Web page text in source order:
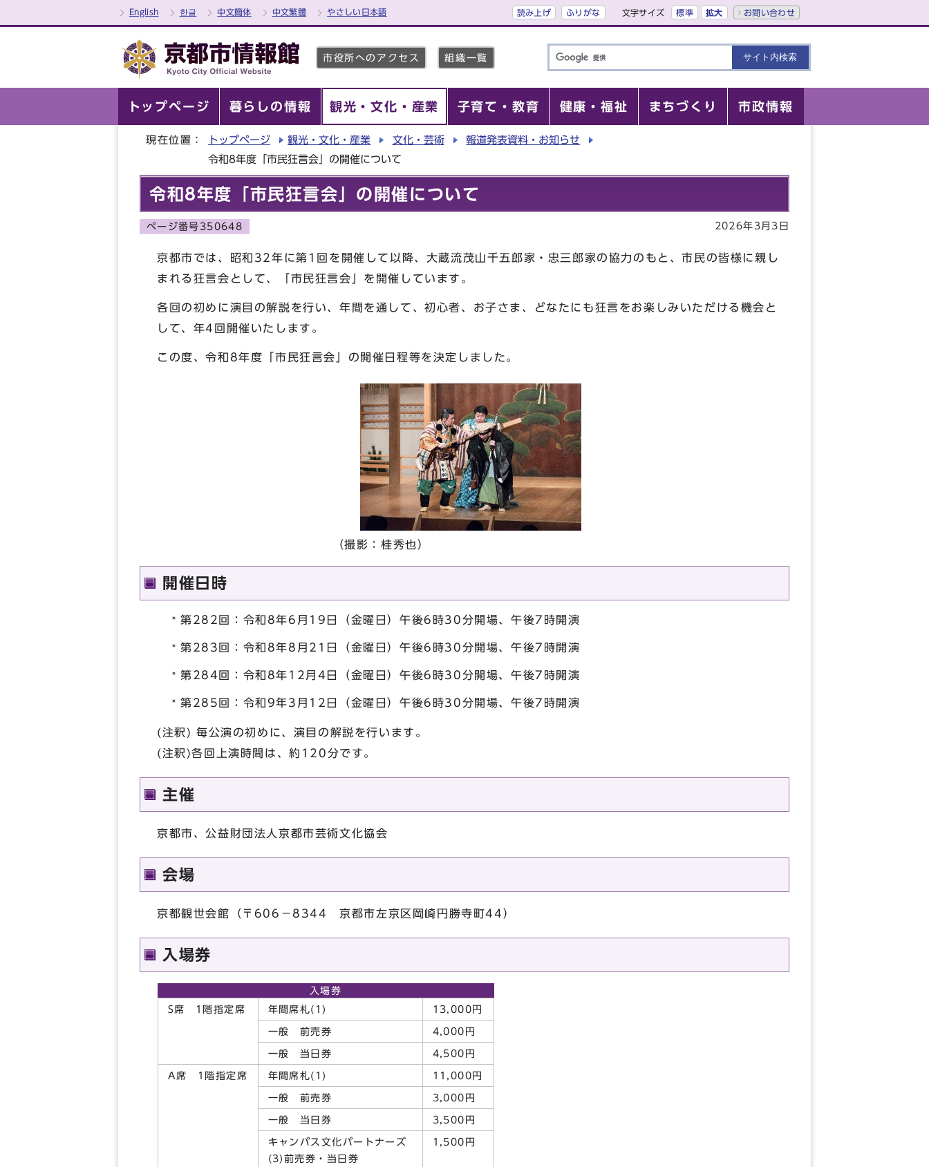
English 한글 中文簡体 中文繁體 やさしい日本語 読み上げ ふりがな 文字サイズ 標準 拡大 お問い合わせ
市役所へのアクセス 組織一覧
トップページ 暮らしの情報 観光・文化・産業 子育て・教育 健康・福祉 まちづくり 市政情報
現在位置： トップページ 観光・文化・産業 文化・芸術
報道発表資料・お知らせ
令和8年度「市民狂言会」の開催について
令和8年度「市民狂言会」の開催について
ページ番号350648 2026年3月3日
京都市では、昭和32年に第1回を開催して以降、大蔵流茂山千五郎家・忠三郎家の協力のもと、市民の皆様に親し
まれる狂言会として、「市民狂言会」を開催しています。
各回の初めに演目の解説を行い、年間を通して、初心者、お子さま、どなたにも狂言をお楽しみいただける機会と
して、年4回開催いたします。
この度、令和8年度「市民狂言会」の開催日程等を決定しました。
（撮影：桂秀也）
開催日時
第282回：令和8年6月19日（金曜日）午後6時30分開場、午後7時開演
第283回：令和8年8月21日（金曜日）午後6時30分開場、午後7時開演
第284回：令和8年12月4日（金曜日）午後6時30分開場、午後7時開演
第285回：令和9年3月12日（金曜日）午後6時30分開場、午後7時開演
(注釈) 毎公演の初めに、演目の解説を行います。
(注釈)各回上演時間は、約120分です。
主催
京都市、公益財団法人京都市芸術文化協会
会場
京都観世会館（〒606－8344 京都市左京区岡崎円勝寺町44）
入場券
入場券
S席 1階指定席
年間席札(1) 13,000円
一般 前売券 4,000円
一般 当日券 4,500円
A席 1階指定席 年間席札(1) 11,000円
一般 前売券 3,000円
一般 当日券 3,500円
キャンパス文化パートナーズ
(3)前売券・当日券
1,500円